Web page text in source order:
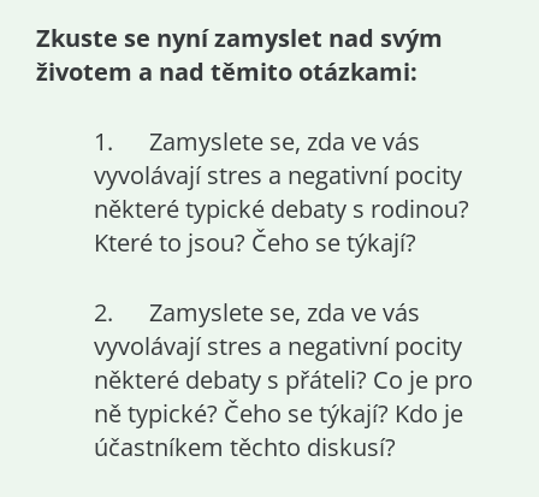
Zkuste se nyní zamyslet nad svým
životem a nad těmito otázkami:
1. Zamyslete se, zda ve vás
vyvolávají stres a negativní pocity
některé typické debaty s rodinou?
Které to jsou? Čeho se týkají?
2. Zamyslete se, zda ve vás
vyvolávají stres a negativní pocity
některé debaty s přáteli? Co je pro
ně typické? Čeho se týkají? Kdo je
účastníkem těchto diskusí?